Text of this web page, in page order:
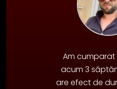
Am
acum 3
are efect de